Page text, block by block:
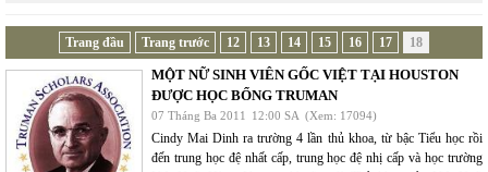
Trang đầu Trang trước 12 13 14 15 16 17 18
MỘT NỮ SINH VIÊN GỐC VIỆT TẠI HOUSTON
ĐƯỢC HỌC BỔNG TRUMAN
07 Tháng Ba 2011 12:00 SA (Xem: 17094)
Cindy Mai Dinh ra trường 4 lần thủ khoa, từ bậc Tiểu học rồi
đến trung học đệ nhất cấp, trung học đệ nhị cấp và học trường